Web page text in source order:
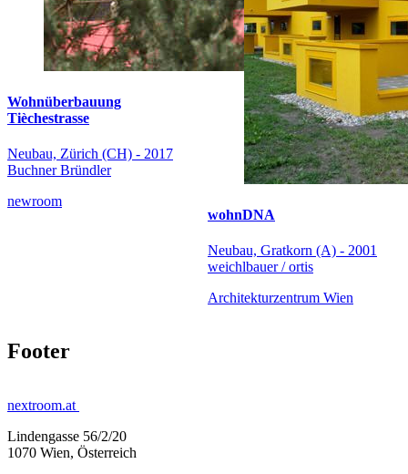
Wohnüberbauung
Tièchestrasse
Neubau, Zürich (CH) - 2017
Buchner Bründler
newroom
wohnDNA
Neubau, Gratkorn (A) - 2001
weichlbauer / ortis
Architekturzentrum Wien
Footer
nextroom.at
Lindengasse 56/2/20
1070 Wien, Österreich